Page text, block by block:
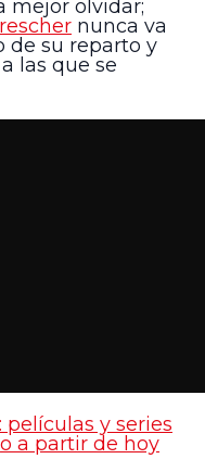
mejor olvidar;
nunca va
de su reparto y
las que se
películas y series
a partir de hoy